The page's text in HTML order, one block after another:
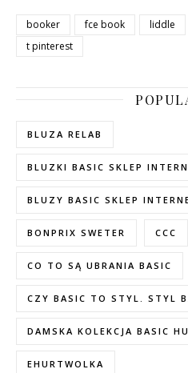
booker fce book liddle
t pinterest
BLUZA RELAB
BLUZKI BASIC SKLEP
BLUZY BASIC SKLEP
BONPRIX SWETER CCC
CO TO SĄ UBRANIA BASIC
CZY BASIC TO STYL. STYL
DAMSKA KOLEKCJA BASIC
EHURTWOLKA